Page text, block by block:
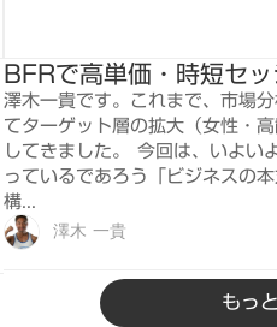
BFRで高単価・時短セ
澤木一貴です。これまで、市場
てターゲット層の拡大（女性・
してきました。 今回は、いよい
っているであろう「ビジネスの
構...
澤木 一貴
もっ